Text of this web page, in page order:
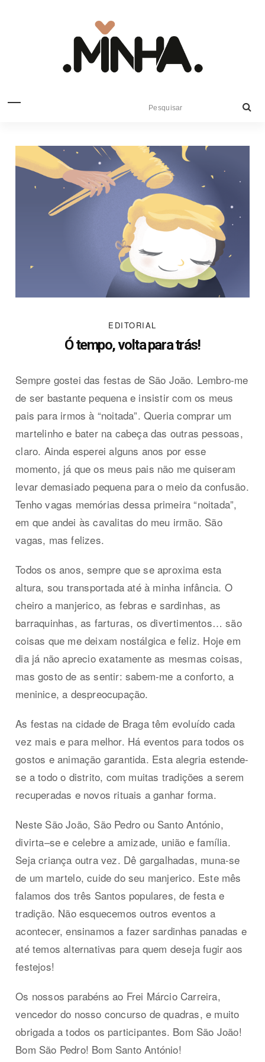
EDITORIAL
Ó tempo, volta para trás!
Sempre gostei das festas de São João. Lembro-me
de ser bastante pequena e insistir com os meus
pais para irmos à “noitada”. Queria comprar um
martelinho e bater na cabeça das outras pessoas,
claro. Ainda esperei alguns anos por esse
momento, já que os meus pais não me quiseram
levar demasiado pequena para o meio da confusão.
Tenho vagas memórias dessa primeira “noitada”,
em que andei às cavalitas do meu irmão. São
vagas, mas felizes.
Todos os anos, sempre que se aproxima esta
altura, sou transportada até à minha infância. O
cheiro a manjerico, as febras e sardinhas, as
barraquinhas, as farturas, os divertimentos… são
coisas que me deixam nostálgica e feliz. Hoje em
dia já não aprecio exatamente as mesmas coisas,
mas gosto de as sentir: sabem-me a conforto, a
meninice, a despreocupação.
As festas na cidade de Braga têm evoluído cada
vez mais e para melhor. Há eventos para todos os
gostos e animação garantida. Esta alegria estende-
se a todo o distrito, com muitas tradições a serem
recuperadas e novos rituais a ganhar forma.
Neste São João, São Pedro ou Santo António,
divirta–se e celebre a amizade, união e família.
Seja criança outra vez. Dê gargalhadas, muna-se
de um martelo, cuide do seu manjerico. Este mês
falamos dos três Santos populares, de festa e
tradição. Não esquecemos outros eventos a
acontecer, ensinamos a fazer sardinhas panadas e
até temos alternativas para quem deseja fugir aos
festejos!
Os nossos parabéns ao Frei Márcio Carreira,
vencedor do nosso concurso de quadras, e muito
obrigada a todos os participantes. Bom São João!
Bom São Pedro! Bom Santo António!